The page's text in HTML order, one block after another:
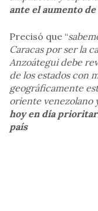
ante el aumento
Precisó que “
Caracas por ser la
Anzoátegui debe
de los estados con
geográficamente
oriente venezolano
hoy en día
país